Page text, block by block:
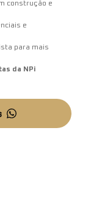
construção e
e
para mais
da NPi